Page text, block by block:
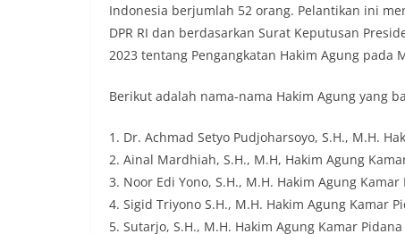
Indonesia berjumlah 52 orang. Pelantikan ini
DPR RI dan berdasarkan Surat Keputusan
2023 tentang Pengangkatan Hakim Agung pada
Berikut adalah nama-nama Hakim Agung yang
1. Dr. Achmad Setyo Pudjoharsoyo, S.H., M.H.
2. Ainal Mardhiah, S.H., M.H, Hakim Agung
3. Noor Edi Yono, S.H., M.H. Hakim Agung Kamar
4. Sigid Triyono S.H., M.H. Hakim Agung Kamar
5. Sutarjo, S.H., M.H. Hakim Agung Kamar Pidana